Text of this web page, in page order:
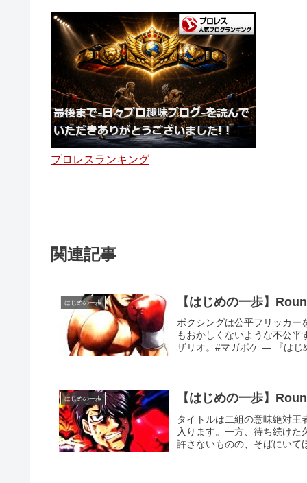
プロレスランキング
関連記事
はじめの一歩
ボクシングは公平フリッカー
もおかしくないような不公
ザリオ。#マガポケ — 『はじ
はじめの一歩 【はじめの一歩】
タイトルは二組の意味絶対
入ります。一方、待ち続け
許さないものの、そばにいて